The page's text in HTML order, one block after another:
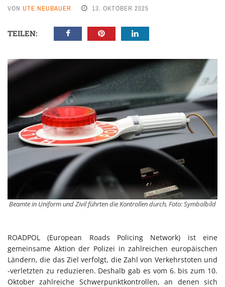
VON UTE NEUBAUER 13. OKTOBER 2025
TEILEN:
Beamte in Uniform und Zivil führten die Kontrollen durch, Foto: Symbolbild
ROADPOL (European Roads Policing Network) ist eine
gemeinsame Aktion der Polizei in zahlreichen europäischen
Ländern, die das Ziel verfolgt, die Zahl von Verkehrstoten und
-verletzten zu reduzieren. Deshalb gab es vom 6. bis zum 10.
Oktober zahlreiche Schwerpunktkontrollen, an denen sich